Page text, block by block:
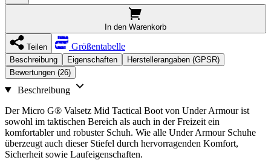
In den Warenkorb
Teilen Größentabelle
Beschreibung Eigenschaften
Herstellerangaben (GPSR)
Bewertungen (26)
Beschreibung
Der Micro G® Valsetz Mid Tactical Boot von Under Armour ist
sowohl im taktischen Bereich als auch in der Freizeit ein
komfortabler und robuster Schuh. Wie alle Under Armour Schuhe
überzeugt auch dieser Stiefel durch hervorragenden Komfort,
Sicherheit sowie Laufeigenschaften.